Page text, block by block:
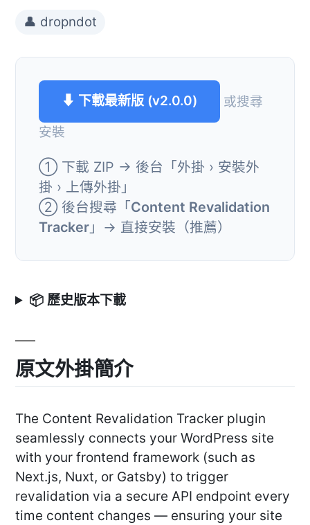
👤 dropndot
⬇ 下載最新版 (v2.0.0)
或搜尋
安裝
① 下載 ZIP → 後台「外掛 › 安裝外
掛 › 上傳外掛」
② 後台搜尋「Content Revalidation
Tracker 」→ 直接安裝（推薦）
📦 歷史版本下載
原文外掛簡介
The Content Revalidation Tracker plugin
seamlessly connects your WordPress site
with your frontend framework (such as
Next.js, Nuxt, or Gatsby) to trigger
revalidation via a secure API endpoint every
time content changes — ensuring your site